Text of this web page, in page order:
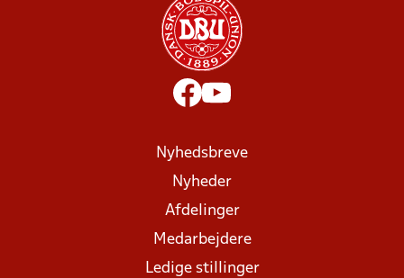
Nyhedsbreve
Nyheder
Afdelinger
Medarbejdere
Ledige stillinger